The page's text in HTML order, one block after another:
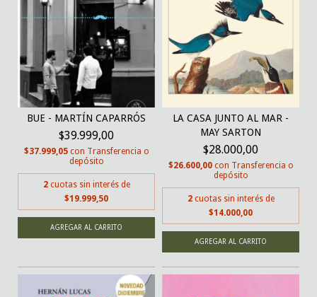
BUE - MARTÍN CAPARRÓS
$39.999,00
$37.999,05 con Transferencia o
depósito
2 cuotas sin interés de
$19.999,50
LA CASA JUNTO AL MAR -
MAY SARTON
$28.000,00
$26.600,00 con Transferencia o
depósito
2 cuotas sin interés de
$14.000,00